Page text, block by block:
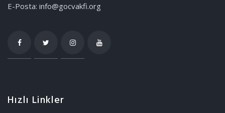
E-Posta: info@gocvakfi.org
Hızlı Linkler